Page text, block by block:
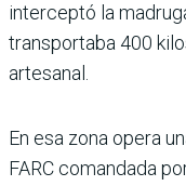
interceptó la
transportaba 400
artesanal.
En esa zona opera
FARC comandada